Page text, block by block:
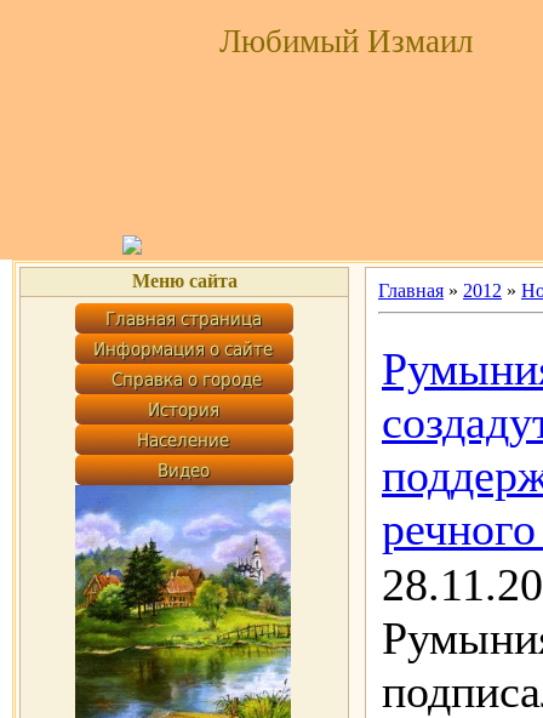
Любимый Измаил
Меню сайта Главная » 2012 »